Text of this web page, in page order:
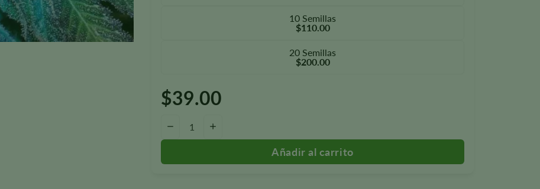
10 Semillas
$110.00
20 Semillas
$200.00
$39.00
-